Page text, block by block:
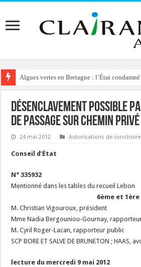
Algues vertes en Bretagne : l’État
Désenclavement possible
de passage sur chemin privé
24 mai 2012 Autorisations de construire
Conseil d’État
N° 335932
Mentionné dans les tables du recueil Lebon
6ème et
M. Christian Vigouroux, président
Mme Nadia Bergouniou-Gournay,
M. Cyril Roger-Lacan, rapporteur public
SCP BORE ET SALVE DE BRUNETON ; HAAS,
lecture du mercredi 9 mai 2012